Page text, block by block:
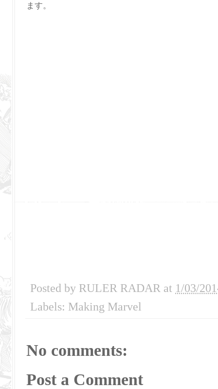
ます。
Posted by RULER RADAR at 1/03/
Labels: Making Marvel
No comments:
Post a Comment